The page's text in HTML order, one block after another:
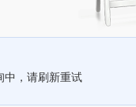
中，请刷新重试